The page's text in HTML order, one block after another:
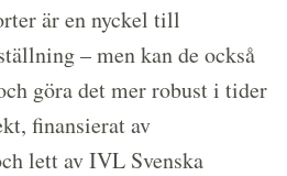
är en nyckel till
– men kan de också
göra det mer robust i tider
finansierat av
lett av IVL Svenska